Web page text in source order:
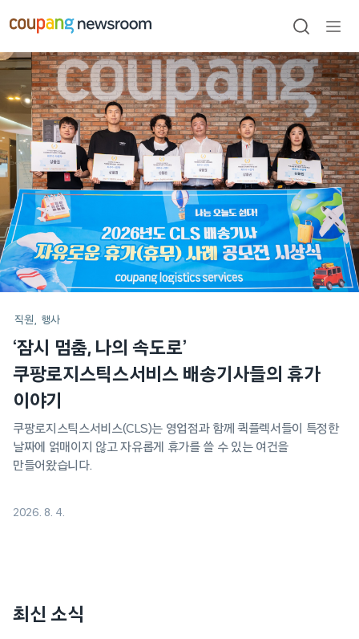
건너뛰기
검색
열기
메인
포스트
직원 행사
‘잠시 멈춤, 나의 속도로’
쿠팡로지스틱스서비스 배송기사들의 휴가
이야기
쿠팡로지스틱스서비스(CLS)는 영업점과 함께 퀵플렉서들이 특정한
날짜에 얽매이지 않고 자유롭게 휴가를 쓸 수 있는 여건을
만들어왔습니다.
2026. 8. 4.
최신 소식